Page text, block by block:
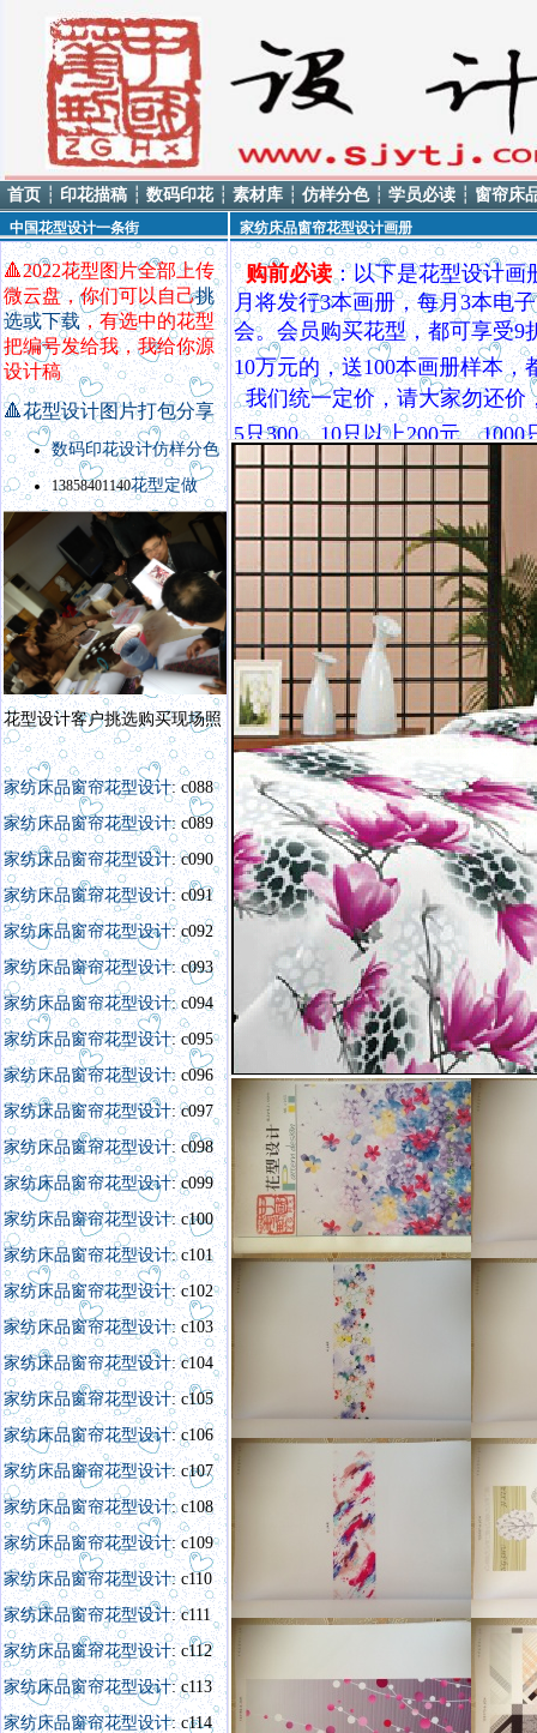
首页 ┆ 印花描稿 ┆ 数码印花 ┆ 素材库 ┆ 仿样分色 ┆ 学员必读 ┆ 窗帘床
中国花型设计一条街
🔺2022花型图片全部上传
微云盘，你们可以自己挑
选或下载，有选中的花型
把编号发给我，我给你源
设计稿
🔺花型设计图片打包分享
数码印花设计仿样分色
13858401140花型定做
花型设计客户挑选购买现场照
家纺床品窗帘花型设计: c088
家纺床品窗帘花型设计: c089
家纺床品窗帘花型设计: c090
家纺床品窗帘花型设计: c091
家纺床品窗帘花型设计: c092
家纺床品窗帘花型设计: c093
家纺床品窗帘花型设计: c094
家纺床品窗帘花型设计: c095
家纺床品窗帘花型设计: c096
家纺床品窗帘花型设计: c097
家纺床品窗帘花型设计: c098
家纺床品窗帘花型设计: c099
家纺床品窗帘花型设计: c100
家纺床品窗帘花型设计: c101
家纺床品窗帘花型设计: c102
家纺床品窗帘花型设计: c103
家纺床品窗帘花型设计: c104
家纺床品窗帘花型设计: c105
家纺床品窗帘花型设计: c106
家纺床品窗帘花型设计: c107
家纺床品窗帘花型设计: c108
家纺床品窗帘花型设计: c109
家纺床品窗帘花型设计: c110
家纺床品窗帘花型设计: c111
家纺床品窗帘花型设计: c112
家纺床品窗帘花型设计: c113
家纺床品窗帘花型设计: c114
家纺床品窗帘花型设计画册
购前必读：以下是花型设计画
月将发行3本画册，每月3本电子
会。会员购买花型，都可享受9
10万元的，送100本画册样本，
我们统一定价，请大家勿还价
5只300，10只以上200元，
QQ8535370，电话